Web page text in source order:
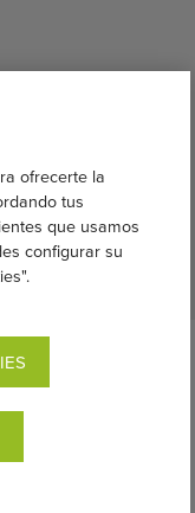
ofrecerte la
tus
que usamos
configurar su